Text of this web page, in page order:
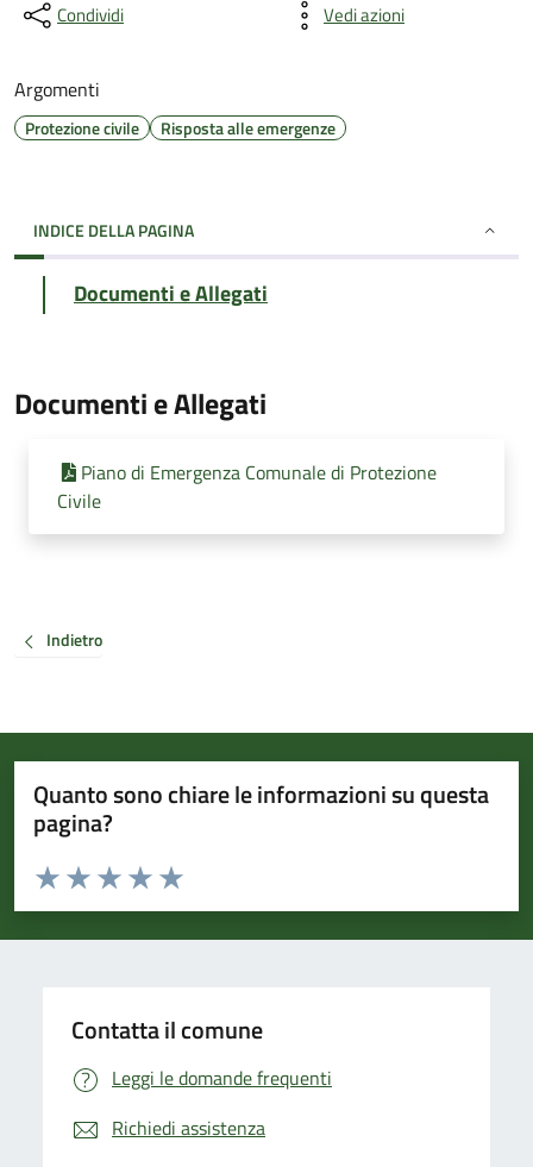
Condividi Vedi azioni
Argomenti
Protezione civile Risposta alle emergenze
INDICE DELLA PAGINA
Documenti e Allegati
Documenti e Allegati
Piano di Emergenza Comunale di Protezione
Civile
Indietro
Quanto sono chiare le informazioni su questa
pagina?
Valuta da 1 a 5 stelle la pagina
Valuta 5 stelle su 5
Valuta 4 stelle su 5
Valuta 3 stelle su 5
Valuta 2 stelle su 5
Valuta 1 stelle su 5
Contatta il comune
Leggi le domande frequenti
Richiedi assistenza